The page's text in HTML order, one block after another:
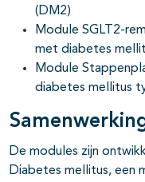
(DM2)
Module SGLT2-
met diabetes
Module
diabetes mellitus
De modules zijn
Diabetes mellitus, een